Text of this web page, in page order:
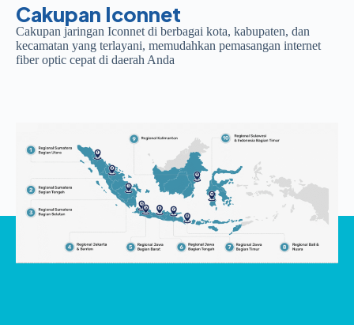
Cakupan Iconnet
Cakupan jaringan Iconnet di berbagai kota, kabupaten, dan
kecamatan yang terlayani, memudahkan pemasangan internet
fiber optic cepat di daerah Anda